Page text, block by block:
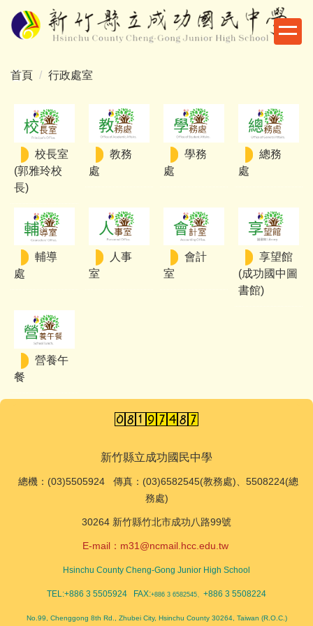
跳
到
內
首頁 行政處室
校長室
(郭雅玲校
長)
教務
處
學務
處
總務
處
輔導
處
人事
室
會計
室
享望館
(成功國中圖
書館)
營養午
餐
新竹縣立成功國民中學
總機：(03)5505924 傳真：(03)6582545(教務處)、5508224(總
務處)
30264 新竹縣竹北市成功八路99號
E-mail： m31@ncmail.hcc.edu.tw
Hsinchu County Cheng-Gong Junior High School
TEL:+886 3 5505924 FAX:+886 3 6582545、 +886 3 5508224
No.99, Chenggong 8th Rd., Zhubei City, Hsinchu County 30264, Taiwan (R.O.C.)